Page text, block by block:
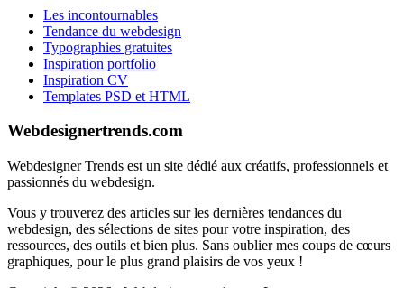
Les incontournables
Tendance du webdesign
Typographies gratuites
Inspiration portfolio
Inspiration CV
Templates PSD et HTML
Webdesignertrends.com
Webdesigner Trends est un site dédié aux créatifs, professionnels et
passionnés du webdesign.
Vous y trouverez des articles sur les dernières tendances du
webdesign, des sélections de sites pour votre inspiration, des
ressources, des outils et bien plus. Sans oublier mes coups de cœurs
graphiques, pour le plus grand plaisirs de vos yeux !